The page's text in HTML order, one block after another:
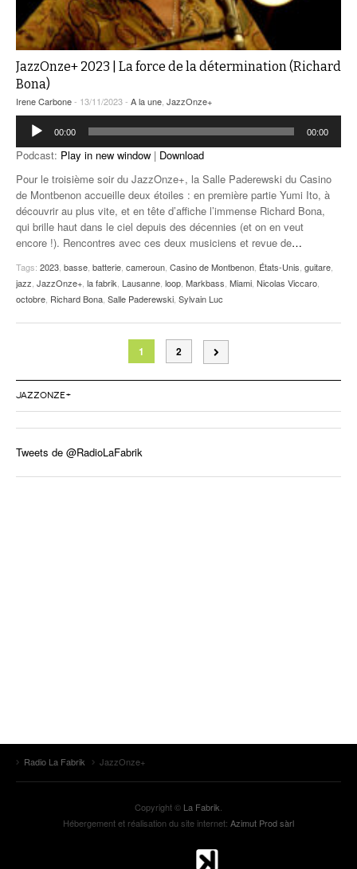
JazzOnze+ 2023 | La force de la détermination (Richard
Bona)
Irene Carbone- 13/11/2023 - A la une JazzOnze+
Lecteur
audio
00:00 00:00
Podcast: Play in new window | Download
Pour le troisième soir du JazzOnze+, la Salle Paderewski du Casino
de Montbenon accueille deux étoiles : en première partie Yumi Ito, à
découvrir au plus vite, et en tête d’affiche l’immense Richard Bona,
qui brille haut dans le ciel depuis des décennies (et on en veut
encore !). Rencontres avec ces deux musiciens et revue de…
Tags: 2023 basse batterie cameroun Casino de Montbenon États-Unis guitare
jazz JazzOnze+ la fabrik Lausanne loop Markbass Miami Nicolas Viccaro
octobre Richard Bona Salle Paderewski Sylvain Luc
1 2
JAZZONZE+
Tweets de @RadioLaFabrik
Radio La Fabrik JazzOnze+
Copyright © La Fabrik
Hébergement et réalisation du site internet: Azimut Prod sàrl